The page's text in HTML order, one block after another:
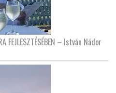
FEJLESZTÉSÉBEN – István Nádor